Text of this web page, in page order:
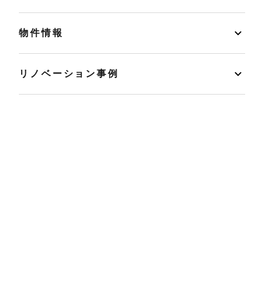
物件情報
リノベーション事例